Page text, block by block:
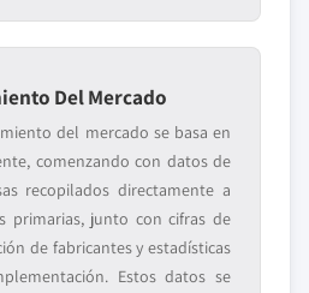
Del Mercado
del mercado se basa en
comenzando con datos de
recopilados directamente a
primarias, junto con cifras de
de fabricantes y estadísticas
Estos datos se